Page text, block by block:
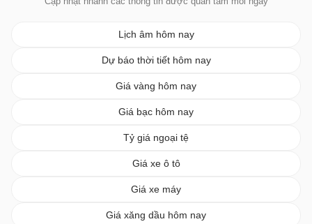
Lịch âm hôm nay
Dự báo thời tiết hôm nay
Giá vàng hôm nay
Giá bạc hôm nay
Tỷ giá ngoại tệ
Giá xe ô tô
Giá xe máy
Giá xăng dầu hôm nay